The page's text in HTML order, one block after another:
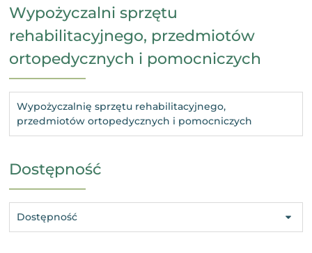
Wypożyczalni sprzętu
rehabilitacyjnego, przedmiotów
ortopedycznych i pomocniczych
Wypożyczalnię sprzętu rehabilitacyjnego,
przedmiotów ortopedycznych i pomocniczych
Dostępność
Dostępność